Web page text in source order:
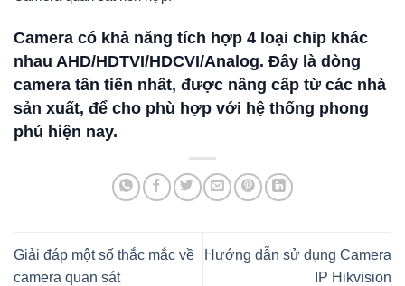
Camera có khả năng tích hợp 4 loại chip khác
nhau AHD/HDTVI/HDCVI/Analog. Đây là dòng
camera tân tiến nhất, được nâng cấp từ các nhà
sản xuất, để cho phù hợp với hệ thống phong
phú hiện nay.
Giải đáp một số thắc mắc về
camera quan sát
Hướng dẫn sử dụng Camera
IP Hikvision